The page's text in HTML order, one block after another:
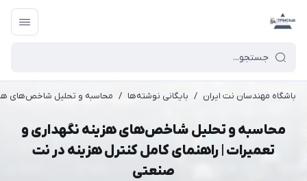
باشگاه مهندسان نت ایران / بایگانی نوشته‌ها / محاسبه و تحلیل شاخص‌های
محاسبه و تحلیل شاخص‌های هزینه نگهداری و
تعمیرات | راهنمای کامل کنترل هزینه در نت
صنعتی